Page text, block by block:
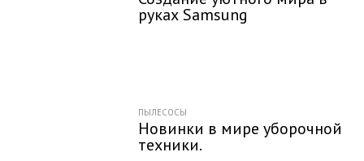
руках Samsung
ПЫЛЕСОСЫ
Новинки в мире уборочной
техники.